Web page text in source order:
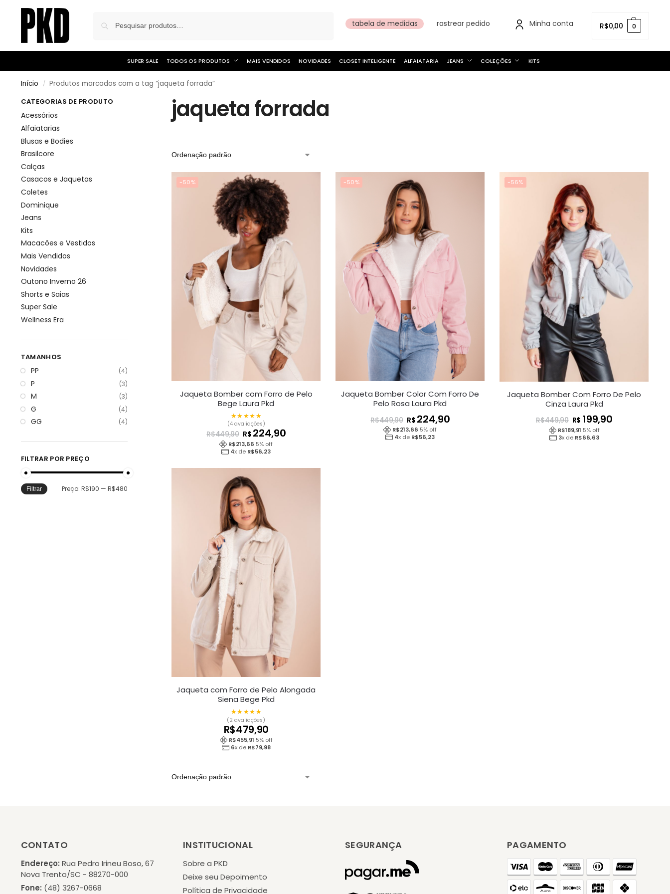
tabela de medidas rastrear pedido Minha conta R$0,00 0
SUPER SALE TODOS OS PRODUTOS MAIS VENDIDOS NOVIDADES CLOSET INTELIGENTE ALFAIATARIA JEANS COLEÇÕES KITS
Início / Produtos marcados com a tag “jaqueta forrada”
jaqueta forrada
-50%
Jaqueta Bomber com Forro de Pelo
Bege Laura Pkd
R$449,90 R$ 224,90
★★★★★
★★★★★
(4 avaliações)
R$213,66 5% off
4x de R$56,23
-50%
Jaqueta Bomber Color Com Forro De
Pelo Rosa Laura Pkd
R$449,90 R$ 224,90
R$213,66 5% off
4x de R$56,23
-56%
Jaqueta Bomber Com Forro De Pelo
Cinza Laura Pkd
R$449,90 R$ 199,90
R$189,91 5% off
3x de R$66,63
Jaqueta com Forro de Pelo Alongada
Siena Bege Pkd
R$479,90
★★★★★
★★★★★
(2 avaliações)
R$455,91 5% off
6x de R$79,98
CATEGORIAS DE PRODUTO
Acessórios
Alfaiatarias
Blusas e Bodies
Brasilcore
Calças
Casacos e Jaquetas
Coletes
Dominique
Jeans
Kits
Macacões e Vestidos
Mais Vendidos
Novidades
Outono Inverno 26
Shorts e Saias
Super Sale
Wellness Era
TAMANHOS
PP (4)
P (3)
M (3)
G (4)
GG (4)
FILTRAR POR PREÇO
Filtrar Preço:R$190 —R$480
CONTATO
Endereço: Rua Pedro Irineu Boso, 67
Nova Trento/SC - 88270-000
Fone: (48) 3267-0668
INSTITUCIONAL
Sobre a PKD
Deixe seu Depoimento
Política de Privacidade
SEGURANÇA PAGAMENTO